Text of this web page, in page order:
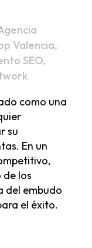
Valencia,
SEO,
como una
su
En un
los
del embudo
el éxito.